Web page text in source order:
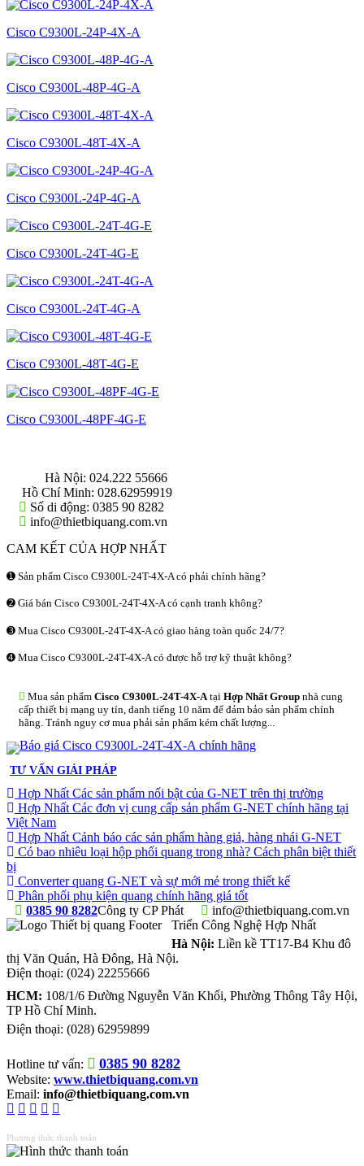
Cisco C9300L-24P-4X-A
Cisco C9300L-48P-4G-A
Cisco C9300L-48T-4X-A
Cisco C9300L-24P-4G-A
Cisco C9300L-24T-4G-E
Cisco C9300L-24T-4G-A
Cisco C9300L-48T-4G-E
Cisco C9300L-48PF-4G-E
Hà Nội: 024.222 55666
Hồ Chí Minh: 028.62959919
Số di động: 0385 90 8282
info@thietbiquang.com.vn
CAM KẾT CỦA HỢP NHẤT
➊ Sản phẩm Cisco C9300L-24T-4X-A có phải chính hãng?
➋ Giá bán Cisco C9300L-24T-4X-A có cạnh tranh không?
➌ Mua Cisco C9300L-24T-4X-A có giao hàng toàn quốc 24/7?
➍ Mua Cisco C9300L-24T-4X-A có được hỗ trợ kỹ thuật không?
Mua sản phẩm Cisco C9300L-24T-4X-Atại Hợp Nhất Group nhà cung
cấp thiết bị mạng uy tín, danh tiếng 10 năm để đảm bảo sản phẩm chính
hãng. Tránh nguy cơ mua phải sản phẩm kém chất lượng...
TƯ VẤN GIẢI PHÁP
Hợp Nhất Các sản phẩm nổi bật của G-NET trên thị trường
Hợp Nhất Các đơn vị cung cấp sản phẩm G-NET chính hãng tại
Việt Nam
Hợp Nhất Cảnh báo các sản phẩm hàng giả, hàng nhái G-NET
Có bao nhiêu loại hộp phối quang trong nhà? Cách phân biệt thiết
bị
Converter quang G-NET và sự mới mẻ trong thiết kế
Phân phối phụ kiện quang chính hãng giá tốt
0385 90 8282
info@thietbiquang.com.vn
Công ty CP Phát
Triển Công Nghệ Hợp Nhất
Hà Nội: Liền kề TT17-B4 Khu đô
thị Văn Quán, Hà Đông, Hà Nội.
Điện thoại: (024) 22255666
HCM: 108/1/6 Đường Nguyễn Văn Khối, Phường Thông Tây Hội,
TP Hồ Chí Minh.
Điện thoại: (028) 62959899
Hotline tư vấn: 0385 90 8282
Website: www.thietbiquang.com.vn
Email: info@thietbiquang.com.vn
Phương thức thanh toán